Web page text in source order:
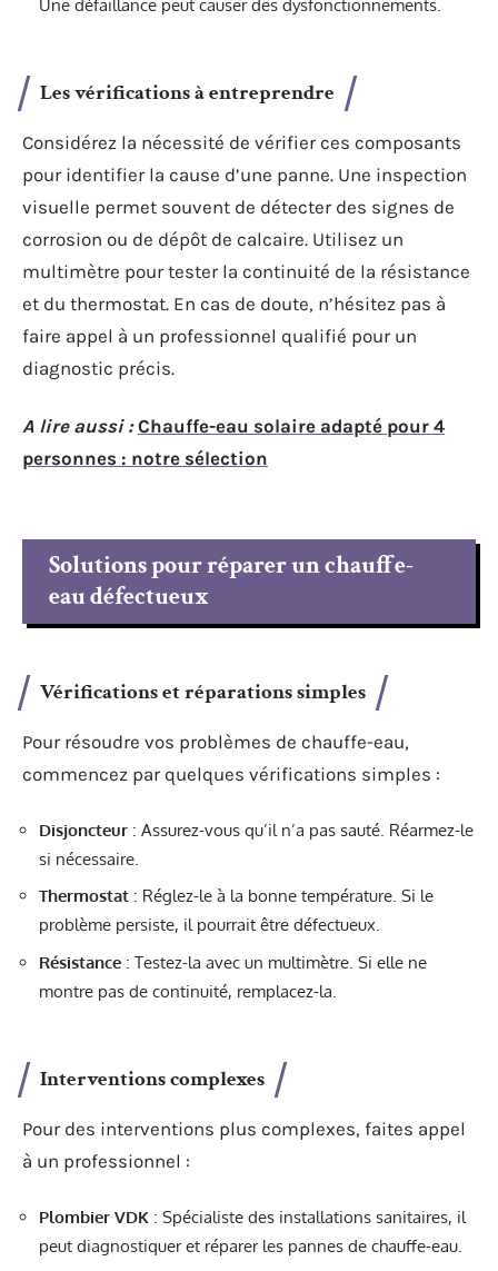
Une défaillance peut causer des dysfonctionnements.
Les vérifications à entreprendre
Considérez la nécessité de vérifier ces composants
pour identifier la cause d’une panne. Une inspection
visuelle permet souvent de détecter des signes de
corrosion ou de dépôt de calcaire. Utilisez un
multimètre pour tester la continuité de la résistance
et du thermostat. En cas de doute, n’hésitez pas à
faire appel à un professionnel qualifié pour un
diagnostic précis.
A lire aussi : Chauffe-eau solaire adapté pour 4
personnes : notre sélection
Solutions pour réparer un chauffe-
eau défectueux
Vérifications et réparations simples
Pour résoudre vos problèmes de chauffe-eau,
commencez par quelques vérifications simples :
Disjoncteur : Assurez-vous qu’il n’a pas sauté. Réarmez-le
si nécessaire.
Thermostat : Réglez-le à la bonne température. Si le
problème persiste, il pourrait être défectueux.
Résistance : Testez-la avec un multimètre. Si elle ne
montre pas de continuité, remplacez-la.
Interventions complexes
Pour des interventions plus complexes, faites appel
à un professionnel :
Plombier VDK : Spécialiste des installations sanitaires, il
peut diagnostiquer et réparer les pannes de chauffe-eau.